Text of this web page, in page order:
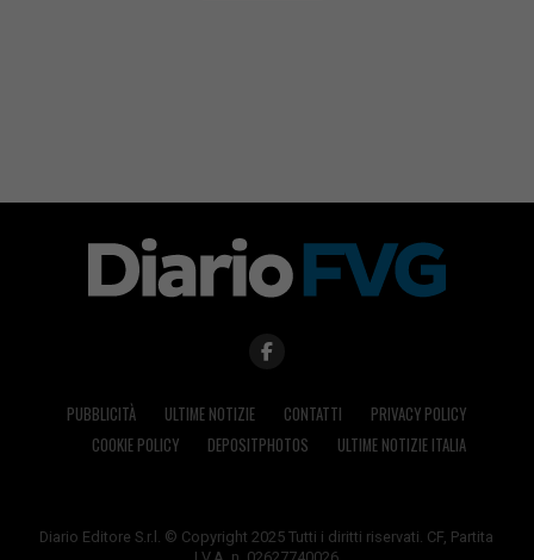
PUBBLICITÀ ULTIME NOTIZIE CONTATTI
PRIVACY POLICY
COOKIE POLICY
DEPOSITPHOTOS ULTIME NOTIZIE ITALIA
Diario Editore S.r.l. © Copyright 2025 Tutti i diritti riservati. CF, Partita